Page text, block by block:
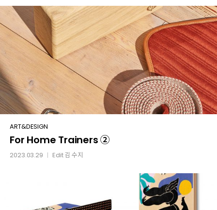
For
Home
Trainers
ART&DESIGN
For Home Trainers ②
2023.03.29 Edit김 수지